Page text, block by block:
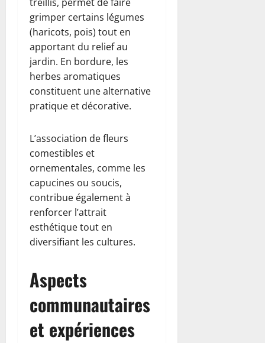
grimper certains légumes
(haricots, pois) tout en
apportant du relief au
jardin. En bordure, les
herbes aromatiques
constituent une alternative
pratique et décorative.
L’association de fleurs
comestibles et
ornementales, comme les
capucines ou soucis,
contribue également à
renforcer l’attrait
esthétique tout en
diversifiant les cultures.
Aspects
communautaires
et expériences